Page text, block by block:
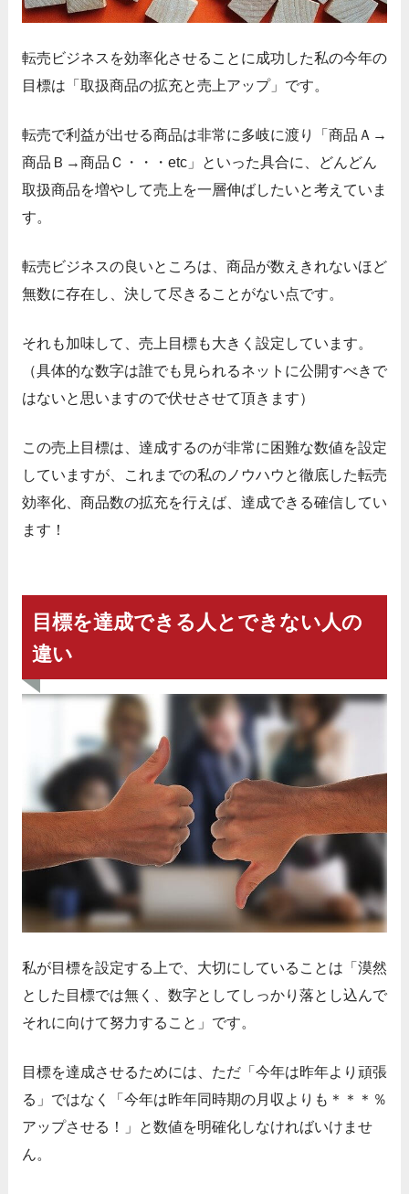
転売ビジネスを効率化させることに成功した私の今年の
目標は「取扱商品の拡充と売上アップ」です。
転売で利益が出せる商品は非常に多岐に渡り「商品Ａ→
商品Ｂ→商品Ｃ・・・etc」といった具合に、どんどん
取扱商品を増やして売上を一層伸ばしたいと考えていま
す。
転売ビジネスの良いところは、商品が数えきれないほど
無数に存在し、決して尽きることがない点です。
それも加味して、売上目標も大きく設定しています。
（具体的な数字は誰でも見られるネットに公開すべきで
はないと思いますので伏せさせて頂きます）
この売上目標は、達成するのが非常に困難な数値を設定
していますが、これまでの私のノウハウと徹底した転売
効率化、商品数の拡充を行えば、達成できる確信してい
ます！
目標を達成できる人とできない人の
違い
私が目標を設定する上で、大切にしていることは「漠然
とした目標では無く、数字としてしっかり落とし込んで
それに向けて努力すること」です。
目標を達成させるためには、ただ「今年は昨年より頑張
る」ではなく「今年は昨年同時期の月収よりも＊＊＊％
アップさせる！」と数値を明確化しなければいけませ
ん。